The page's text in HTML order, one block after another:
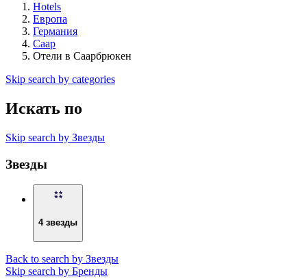
Hotels
Европа
Германия
Саар
Отели в Саарбрюкен
Skip search by categories
Искать по
Skip search by Звезды
Звезды
4 звезды
Back to search by Звезды
Skip search by Бренды